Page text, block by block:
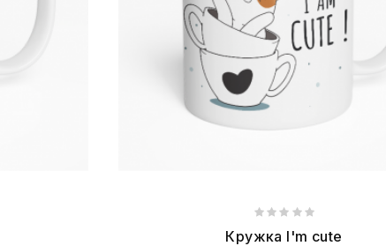
Кружка I'm cute